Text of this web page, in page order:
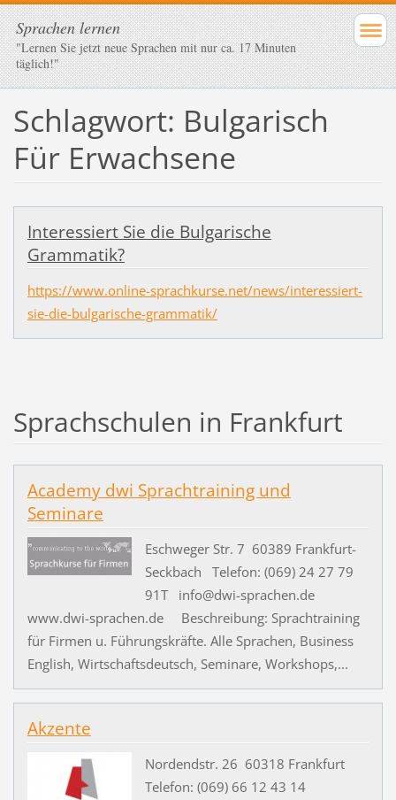
Sprachen lernen
"Lernen Sie jetzt neue Sprachen mit nur ca. 17 Minuten
täglich!"
Schlagwort: Bulgarisch
Für Erwachsene
Interessiert Sie die Bulgarische
Grammatik?
https://www.online-sprachkurse.net/news/interessiert-
sie-die-bulgarische-grammatik/
Sprachschulen in Frankfurt
Academy dwi Sprachtraining und
Seminare
Eschweger Str. 7 60389 Frankfurt-
Seckbach Telefon: (069) 24 27 79
91T info@dwi-sprachen.de
www.dwi-sprachen.de Beschreibung: Sprachtraining
für Firmen u. Führungskräfte. Alle Sprachen, Business
English, Wirtschaftsdeutsch, Seminare, Workshops,...
Akzente
Nordendstr. 26 60318 Frankfurt
Telefon: (069) 66 12 43 14